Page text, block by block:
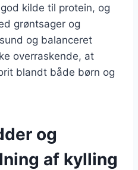
kilde til protein, og
grøntsager og
og balanceret
overraskende, at
blandt både børn og
og
af kylling